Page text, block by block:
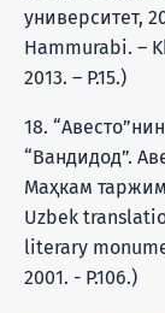
университет,
Hammurabi. –
2013. – P.15.)
18.
“Вандидод”.
Маҳкам
Uzbek
literary
2001. - P.106.)